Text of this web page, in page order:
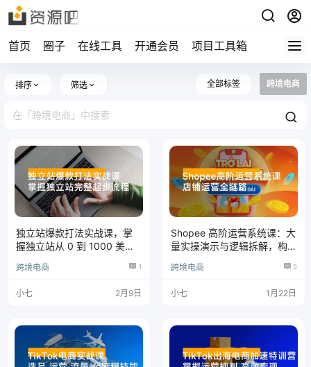
首页 圈子 在线工具 开通会员 项目工具箱
排序 筛选 全部标签 跨境电商
独立站爆款打法实战课，掌
握独立站从 0 到 1000 美金
跨境电商 1
小七 2月9日
Shopee 高阶运营系统课：大
量实操演示与逻辑拆解，构
力，店铺高效增长
跨境电商 0
小七 1月22日